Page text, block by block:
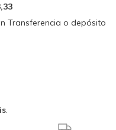
Transferencia o depósito